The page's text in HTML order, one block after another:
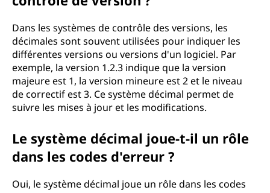
Dans les systèmes de contrôle des versions, les
décimales sont souvent utilisées pour indiquer les
différentes versions ou versions d'un logiciel. Par
exemple, la version 1.2.3 indique que la version
majeure est 1, la version mineure est 2 et le niveau
de correctif est 3. Ce système décimal permet de
suivre les mises à jour et les modifications.
Le système décimal joue-t-il un rôle
dans les codes d'erreur ?
Oui, le système décimal joue un rôle dans les codes